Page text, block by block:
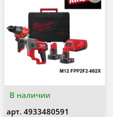
В наличии
арт. 4933480591